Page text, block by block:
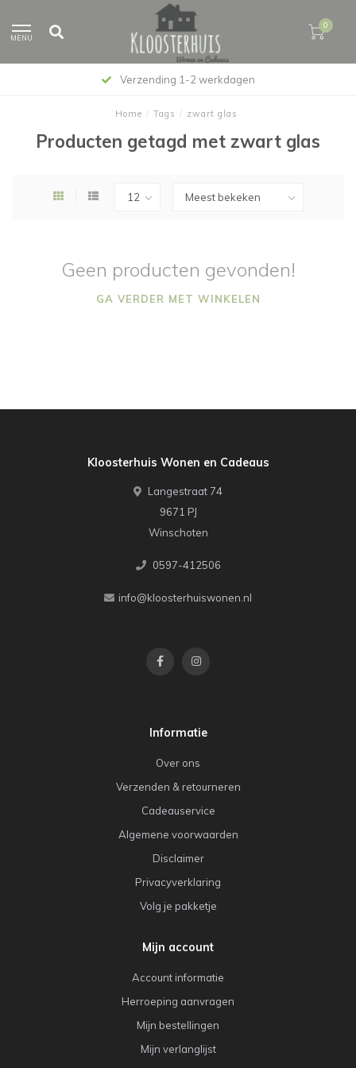
MENU
0
Verzending 1-2 werkdagen
Home / Tags / zwart glas
Producten getagd met zwart glas
Geen producten gevonden!
GA VERDER MET WINKELEN
Kloosterhuis Wonen en Cadeaus
Langestraat 74
9671 PJ
Winschoten
0597-412506
info@kloosterhuiswonen.nl
Informatie
Over ons
Verzenden & retourneren
Cadeauservice
Algemene voorwaarden
Disclaimer
Privacyverklaring
Volg je pakketje
Mijn account
Account informatie
Herroeping aanvragen
Mijn bestellingen
Mijn verlanglijst